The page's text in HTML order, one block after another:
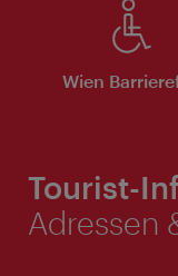
Wien
Tourist-
Adressen